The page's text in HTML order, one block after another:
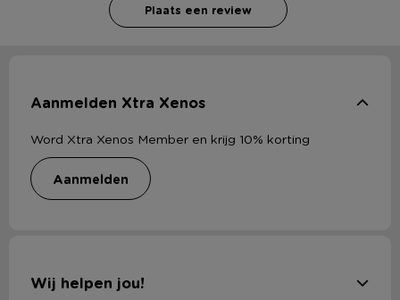
Plaats een review
Aanmelden Xtra Xenos
Word Xtra Xenos Member en krijg 10% korting
aanmelden
Wij helpen jou!